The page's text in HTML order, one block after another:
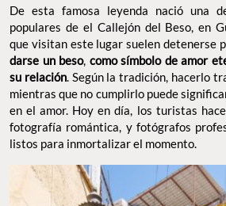
De esta famosa leyenda nació una
populares de el Callejón del Beso, en
que visitan este lugar suelen detenerse
darse un beso, como símbolo de amor
su relación. Según la tradición, hacerlo
mientras que no cumplirlo puede
en el amor. Hoy en día, los turistas
fotografía romántica, y fotógrafos
listos para inmortalizar el momento.